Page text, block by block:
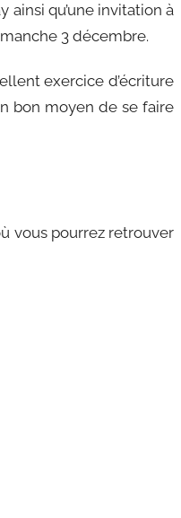
ainsi qu’une invitation à
3 décembre.
exercice d’écriture
bon moyen de se faire
vous pourrez retrouver